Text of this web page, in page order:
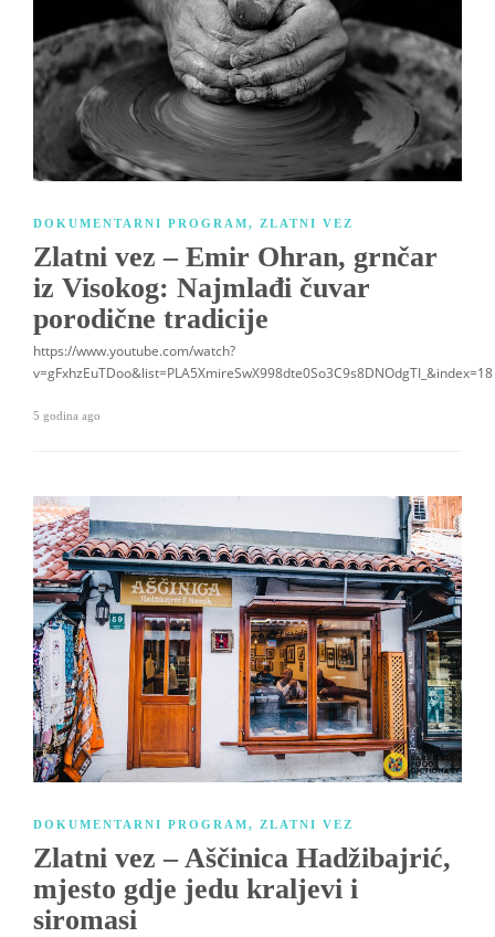
DOKUMENTARNI PROGRAM, ZLATNI VEZ
Zlatni vez – Emir Ohran, grnčar
iz Visokog: Najmlađi čuvar
porodične tradicije
https://www.youtube.com/watch?
v=gFxhzEuTDoo&list=PLA5XmireSwX998dte0So3C9s8DNOdgTI_&index=18
5 godina ago
DOKUMENTARNI PROGRAM, ZLATNI VEZ
Zlatni vez – Aščinica Hadžibajrić,
mjesto gdje jedu kraljevi i
siromasi